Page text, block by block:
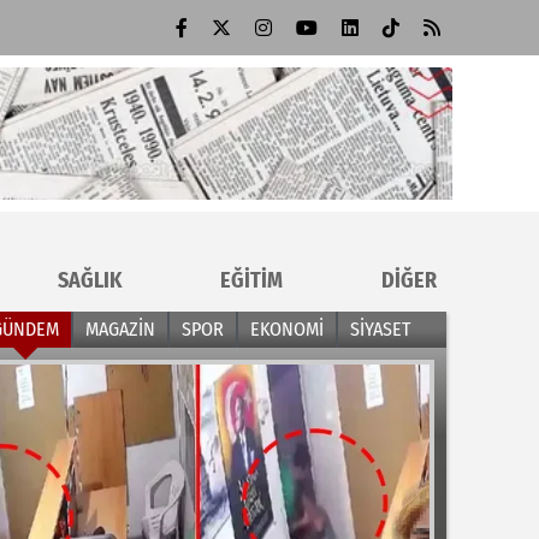
SAĞLIK EĞİTİM DİĞER
MAGAZİN SPOR EKONOMİ SİYASET